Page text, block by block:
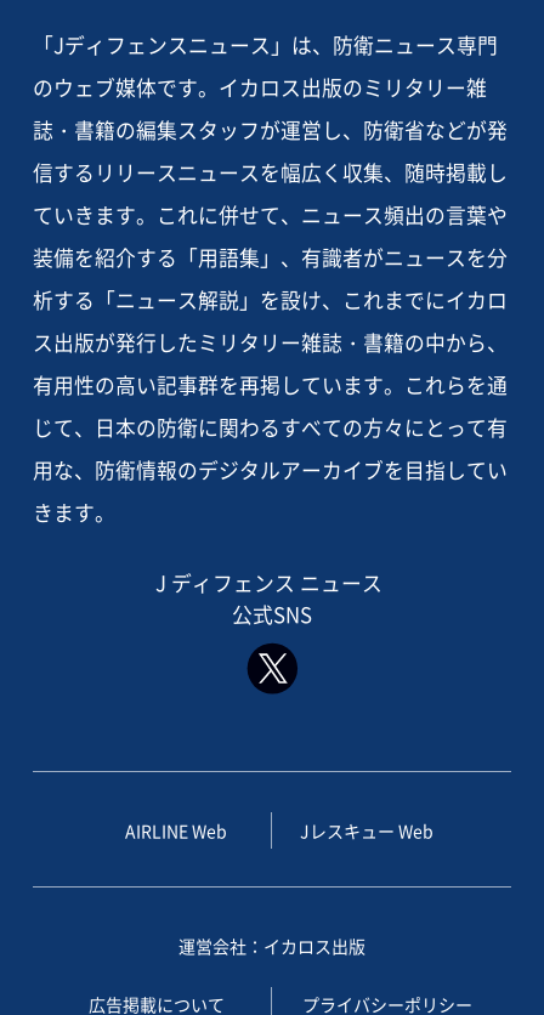
「Jディフェンスニュース」は、防衛ニュース専門
のウェブ媒体です。イカロス出版のミリタリー雑
誌・書籍の編集スタッフが運営し、防衛省などが発
信するリリースニュースを幅広く収集、随時掲載し
ていきます。これに併せて、ニュース頻出の言葉や
装備を紹介する「用語集」、有識者がニュースを分
析する「ニュース解説」を設け、これまでにイカロ
ス出版が発行したミリタリー雑誌・書籍の中から、
有用性の高い記事群を再掲しています。これらを通
じて、日本の防衛に関わるすべての方々にとって有
用な、防衛情報のデジタルアーカイブを目指してい
きます。
J ディフェンス ニュース
公式SNS
AIRLINE Web Jレスキュー Web
運営会社：イカロス出版
広告掲載について プライバシーポリシー